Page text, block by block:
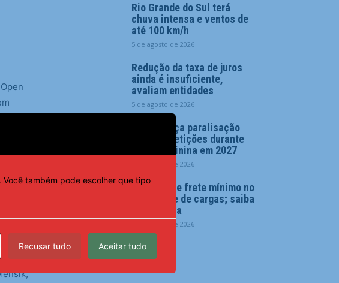
Rio Grande do Sul terá
chuva intensa e ventos de
até 100 km/h
5 de agosto de 2026
Redução da taxa de juros
ainda é insuficiente,
avaliam entidades
5 de agosto de 2026
CBF reforça paralisação
das competições durante
Copa Feminina em 2027
5 de agosto de 2026
Lei garante frete mínimo no
transporte de cargas; saiba
o que muda
5 de agosto de 2026
também pode escolher que tipo
Recusar tudo Aceitar tudo